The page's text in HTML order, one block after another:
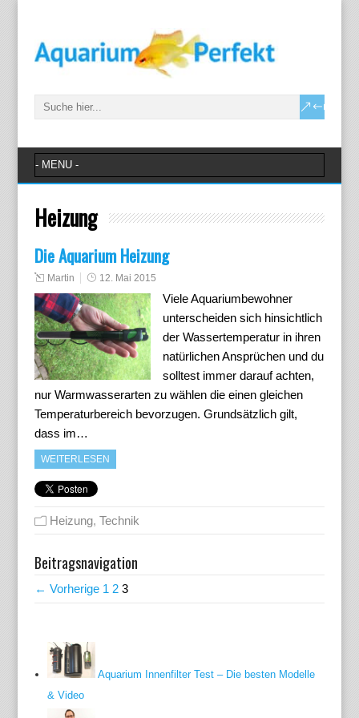
Heizung
Die Aquarium Heizung
Martin 12. Mai 2015
Viele Aquariumbewohner
unterscheiden sich hinsichtlich
der Wassertemperatur in ihren
natürlichen Ansprüchen und du
solltest immer darauf achten,
nur Warmwasserarten zu wählen die einen gleichen
Temperaturbereich bevorzugen. Grundsätzlich gilt,
dass im…
WEITERLESEN
Heizung, Technik
Beitragsnavigation
← Vorherige 1 2 3
Aquarium Innenfilter Test – Die besten Modelle
& Video